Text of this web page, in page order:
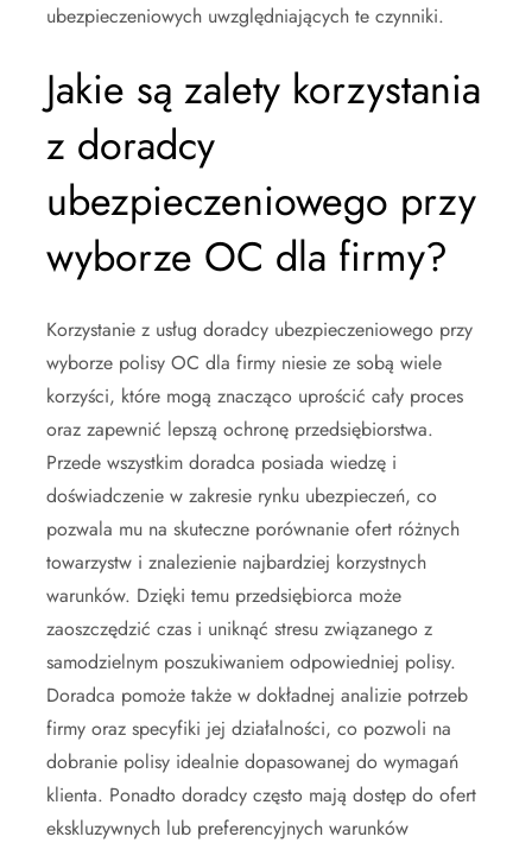
ubezpieczeniowych uwzględniających te czynniki.
Jakie są zalety korzystania
z doradcy
ubezpieczeniowego przy
wyborze OC dla firmy?
Korzystanie z usług doradcy ubezpieczeniowego przy
wyborze polisy OC dla firmy niesie ze sobą wiele
korzyści, które mogą znacząco uprościć cały proces
oraz zapewnić lepszą ochronę przedsiębiorstwa.
Przede wszystkim doradca posiada wiedzę i
doświadczenie w zakresie rynku ubezpieczeń, co
pozwala mu na skuteczne porównanie ofert różnych
towarzystw i znalezienie najbardziej korzystnych
warunków. Dzięki temu przedsiębiorca może
zaoszczędzić czas i uniknąć stresu związanego z
samodzielnym poszukiwaniem odpowiedniej polisy.
Doradca pomoże także w dokładnej analizie potrzeb
firmy oraz specyfiki jej działalności, co pozwoli na
dobranie polisy idealnie dopasowanej do wymagań
klienta. Ponadto doradcy często mają dostęp do ofert
ekskluzywnych lub preferencyjnych warunków